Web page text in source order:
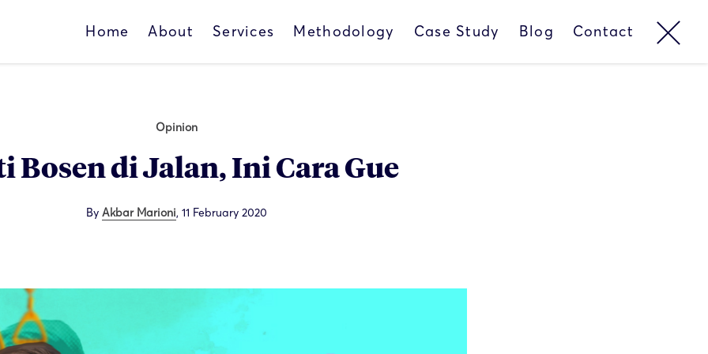
Home About Services Methodology Case Study Blog Contact
Opinion
Bosen di Jalan, Ini Cara Gue
ByAkbar Marioni,11 February 2020